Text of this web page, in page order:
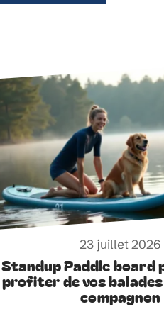
23 juillet 2026
Standup Paddle board
profiter de vos
compagnon